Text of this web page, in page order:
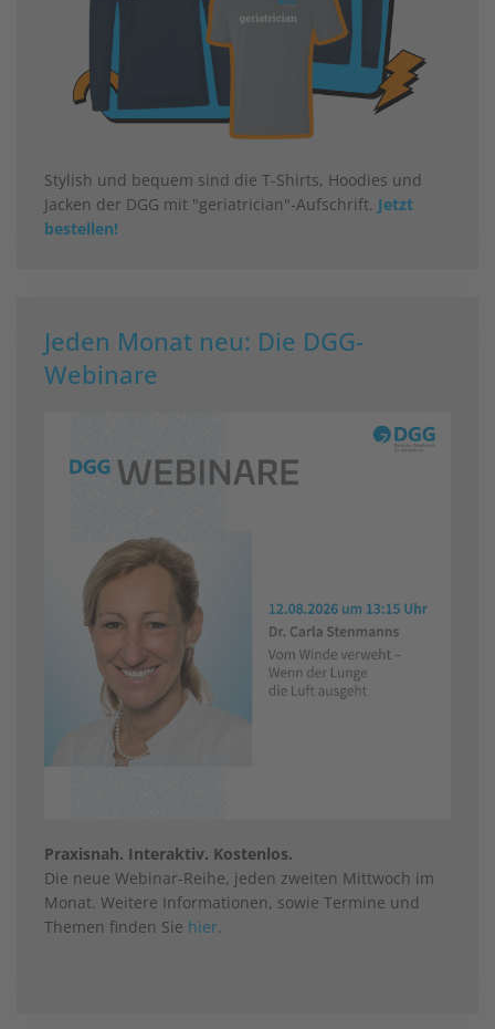
Stylish und bequem sind die T-Shirts, Hoodies und
Jacken der DGG mit "geriatrician"-Aufschrift. Jetzt
bestellen!
Jeden Monat neu: Die DGG-
Webinare
Praxisnah. Interaktiv. Kostenlos.
Die neue Webinar-Reihe, jeden zweiten Mittwoch im
Monat. Weitere Informationen, sowie Termine und
Themen finden Sie hier.